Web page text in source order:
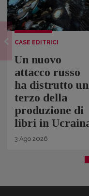
CASE EDITRICI
Un nuovo
attacco russo
ha distrutto un
terzo della
produzione di
libri in
3 Ago 2026